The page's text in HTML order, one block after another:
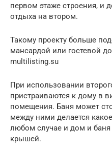
первом этаже строения, и
отдыха на втором.
Такому проекту больше
мансардой или гостевой
multilisting.su
При использовании
пристраиваются к дому в
помещения. Баня может
между ними делается
любом случае и дом и
крышей.